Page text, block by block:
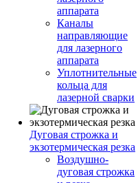
аппарата
Каналы
направляющие
для лазерного
аппарата
Уплотнительные
кольца для
лазерной сварки
Дуговая строжка и
экзотермическая резка
Воздушно-
дуговая строжка